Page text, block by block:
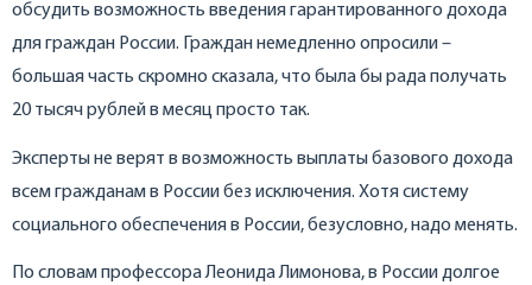
обсудить возможность введения гарантированного дохода
для граждан России. Граждан немедленно опросили –
большая часть скромно сказала, что была бы рада получать
20 тысяч рублей в месяц просто так.
Эксперты не верят в возможность выплаты базового дохода
всем гражданам в России без исключения. Хотя систему
социального обеспечения в России, безусловно, надо менять.
По словам профессора Леонида Лимонова, в России долгое